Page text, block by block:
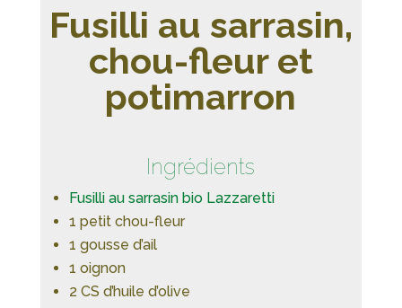
Fusilli au sarrasin,
chou-fleur et
potimarron
Ingrédients
Fusilli au sarrasin bio Lazzaretti
1 petit chou-fleur
1 gousse d’ail
1 oignon
2 CS d’huile d’olive